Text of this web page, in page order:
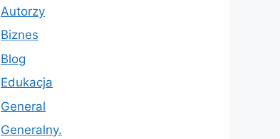
Autorzy
Biznes
Blog
Edukacja
General
Generalny.